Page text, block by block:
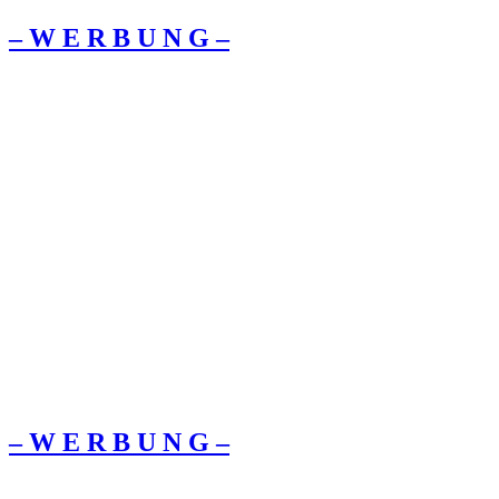
– W Ε R Β U Ν G –
– W Ε R Β U Ν G –